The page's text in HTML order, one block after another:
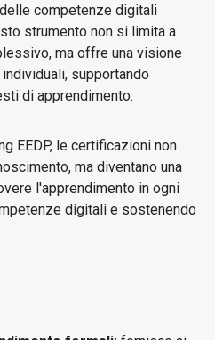
competenze digitali
strumento non si limita a
ma offre una visione
supportando
di apprendimento.
EEDP, le certificazioni non
ma diventano una
l'apprendimento in ogni
digitali e sostenendo